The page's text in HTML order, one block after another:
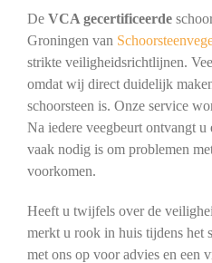
De VCA gecertificeerde
Groningen van
strikte veiligheidsrichtlijnen.
omdat wij direct duidelijk
schoorsteen is. Onze service
Na iedere veegbeurt ontvangt u
vaak nodig is om problemen
voorkomen.
Heeft u twijfels over de
merkt u rook in huis tijdens het
met ons op voor advies en een